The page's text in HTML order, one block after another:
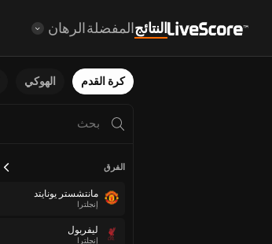
النتائجالمفضلةالرهان
كرة القدم الهوكي
الفرق
مانتشستر يونايتد
إنجلترا
ليفربول
إنجلترا